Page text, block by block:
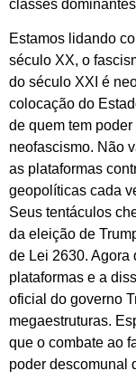
classes
Estamos lidando
século XX, o
do século XXI é
colocação do
de quem tem
neofascismo. Não
as plataformas
geopolíticas cada
Seus tentáculos
da eleição de
de Lei 2630. Agora
plataformas e a
oficial do governo
megaestruturas.
que o combate ao
poder descomunal